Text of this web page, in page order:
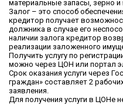
материальные запасы, зерно
Залог – это способ
кредитор получает
должника в случае его
наличии залога кредитор
реализации заложенного
Получить услугу по
можно через ЦОН или портал
Срок оказания услуги через
граждан» составляет 2
заявления.
Для получения услуги в ЦОНе